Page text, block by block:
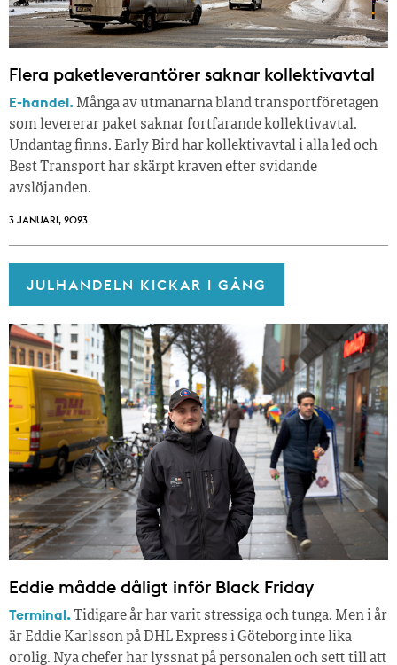
Flera paketleverantörer saknar kollektivavtal
E-handel. Många av utmanarna bland transportföretagen
som levererar paket saknar fortfarande kollektivavtal.
Undantag finns. Early Bird har kollektivavtal i alla led och
Best Transport har skärpt kraven efter svidande
avslöjanden.
3 JANUARI, 2023
JULHANDELN KICKAR I GÅNG
Eddie mådde dåligt inför Black Friday
Terminal.Tidigare år har varit stressiga och tunga. Men i år
är Eddie Karlsson på DHL Express i Göteborg inte lika
orolig. Nya chefer har lyssnat på personalen och sett till att